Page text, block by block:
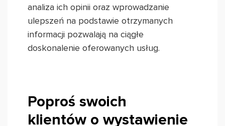
analiza ich opinii oraz wprowadzanie
ulepszeń na podstawie otrzymanych
informacji pozwalają na ciągłe
doskonalenie oferowanych usług.
Poproś swoich
klientów o wystawienie